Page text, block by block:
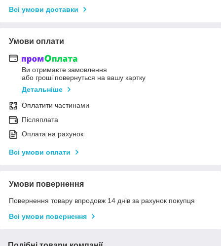
Всі умови доставки
Умови оплати
Ви отримаєте замовлення
або гроші повернуться на вашу картку
Детальніше
Оплатити частинами
Післяплата
Оплата на рахунок
Всі умови оплати
Умови повернення
Повернення товару впродовж 14 днів за рахунок покупця
Всі умови повернення